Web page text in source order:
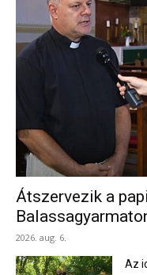
Átszervezik a
2026. aug. 6.
Az